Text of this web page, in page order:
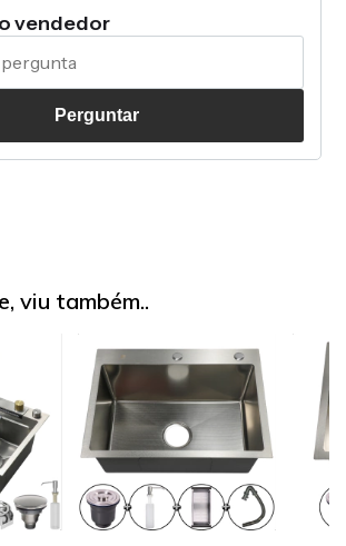
vendedor
Perguntar
viu também..